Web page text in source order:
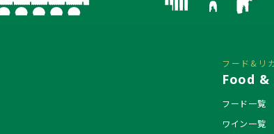
フード&リ
Food
フード一覧
ワイン一覧